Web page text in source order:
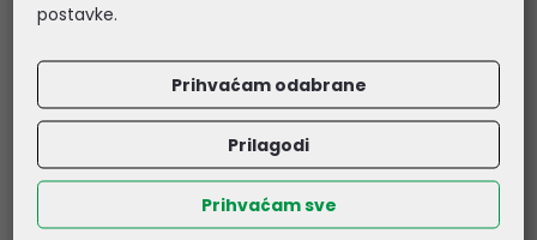
postavke.
Prihvaćam odabrane
Prilagodi
Prihvaćam sve